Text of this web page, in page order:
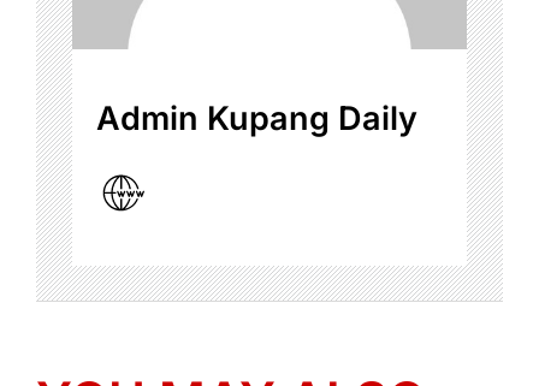
Admin Kupang Daily